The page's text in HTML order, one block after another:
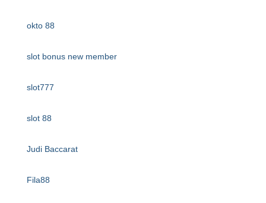
okto 88
slot bonus new member
slot777
slot 88
Judi Baccarat
Fila88